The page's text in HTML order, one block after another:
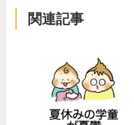
関連記事